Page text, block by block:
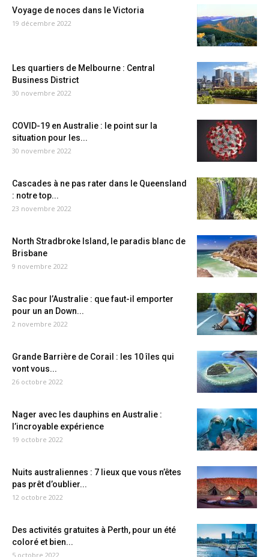
Voyage de noces dans le Victoria
19 décembre 2022
Les quartiers de Melbourne : Central
Business District
30 novembre 2022
COVID-19 en Australie : le point sur la
situation pour les...
30 novembre 2022
Cascades à ne pas rater dans le Queensland
: notre top...
23 novembre 2022
North Stradbroke Island, le paradis blanc de
Brisbane
9 novembre 2022
Sac pour l’Australie : que faut-il emporter
pour un an Down...
2 novembre 2022
Grande Barrière de Corail : les 10 îles qui
vont vous...
26 octobre 2022
Nager avec les dauphins en Australie :
l’incroyable expérience
19 octobre 2022
Nuits australiennes : 7 lieux que vous n’êtes
pas prêt d’oublier...
12 octobre 2022
Des activités gratuites à Perth, pour un été
coloré et bien...
5 octobre 2022